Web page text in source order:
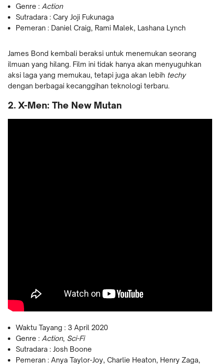
Genre : Action
Sutradara : Cary Joji Fukunaga
Pemeran : Daniel Craig, Rami Malek, Lashana Lynch
James Bond kembali beraksi untuk menemukan seorang
ilmuan yang hilang. Film ini tidak hanya akan menyuguhkan
aksi laga yang memukau, tetapi juga akan lebih techy
dengan berbagai kecanggihan teknologi terbaru.
2. X-Men: The New Mutan
Waktu Tayang : 3 April 2020
Genre : Action, Sci-Fi
Sutradara : Josh Boone
Pemeran : Anya Taylor-Joy, Charlie Heaton, Henry Zaga,